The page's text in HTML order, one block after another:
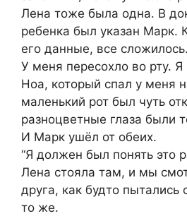
Лена тоже была одна. В
ребенка был указан Марк.
его данные, все
У меня пересохло во рту. Я
Ноа, который спал у меня
маленький рот был чуть
разноцветные глаза были
И Марк ушёл от обеих.
“Я должен был понять это
Лена стояла там, и мы
друга, как будто пытались
то же.